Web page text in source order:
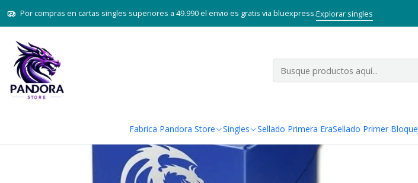
Fabrica Pandora Store Singles Sellado Primera EraSellado Primer Bloque
Por compras en cartas singles superiores a 49.990 el envio es gratis via bluexpress.Explorar singles
Inicio Juegos de cartas TCG Accesorios TCG